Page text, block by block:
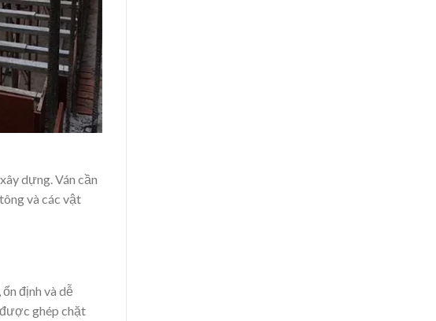
dựng. Ván cần
và các vật
định và dễ
ghép chặt